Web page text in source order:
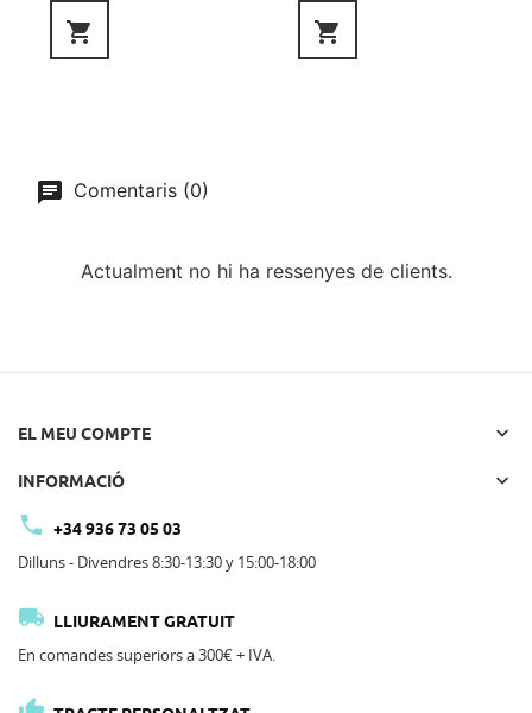
 
Comentaris (0)
Actualment no hi ha ressenyes de clients.
EL MEU COMPTE 
INFORMACIÓ 
 +34 936 73 05 03
Dilluns - Divendres 8:30-13:30 y 15:00-18:00
 LLIURAMENT GRATUIT
En comandes superiors a 300€ + IVA.